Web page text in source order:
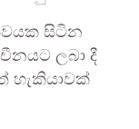
සිටින
ලබා දී
හැකියාවක්